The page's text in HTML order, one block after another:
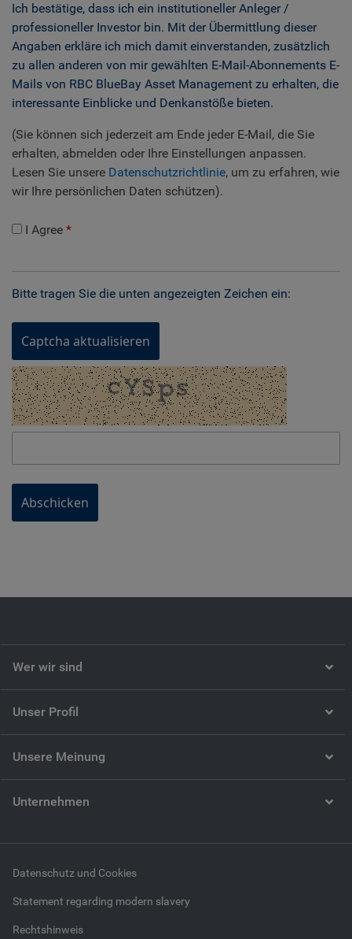
Ich bestätige, dass ich ein institutioneller Anleger /
professioneller Investor bin. Mit der Übermittlung dieser
Angaben erkläre ich mich damit einverstanden, zusätzlich
zu allen anderen von mir gewählten E-Mail-Abonnements E-
Mails von RBC BlueBay Asset Management zu erhalten, die
interessante Einblicke und Denkanstöße bieten.
(Sie können sich jederzeit am Ende jeder E-Mail, die Sie
erhalten, abmelden oder Ihre Einstellungen anpassen.
Lesen Sie unsere Datenschutzrichtlinie, um zu erfahren, wie
wir Ihre persönlichen Daten schützen).
I Agree
Bitte tragen Sie die unten angezeigten Zeichen ein:
Captcha aktualisieren
Abschicken
Wer wir sind
Unser Profil
Unsere Meinung
Unternehmen
Datenschutz und Cookies
Statement regarding modern slavery
Rechtshinweis